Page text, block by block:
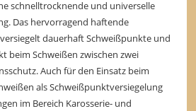
schnelltrocknende und universelle
Das hervorragend haftende
dauerhaft Schweißpunkte und
beim Schweißen zwischen zwei
Auch für den Einsatz beim
als Schweißpunktversiegelung
im Bereich Karosserie- und